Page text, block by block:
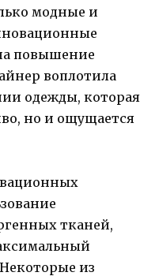
модные и
повышение
воплотила
одежды, которая
но и ощущается
тканей,
из